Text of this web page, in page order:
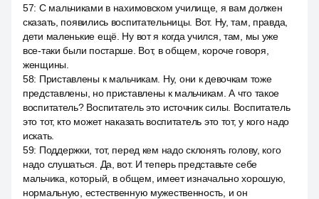
57: С мальчиками в нахимовском училище, я вам должен
сказать, появились воспитательницы. Вот. Ну, там, правда,
дети маленькие ещё. Ну вот я когда учился, там, мы уже
все-таки были постарше. Вот, в общем, короче говоря,
женщины.
58: Приставлены к мальчикам. Ну, они к девочкам тоже
представлены, но приставлены к мальчикам. А что такое
воспитатель? Воспитатель это источник силы. Воспитатель
это тот, кто может наказать воспитатель это тот, у кого надо
искать.
59: Поддержки, тот, перед кем надо склонять голову, кого
надо слушаться. Да, вот. И теперь представьте себе
мальчика, который, в общем, имеет изначально хорошую,
нормальную, естественную мужественность, и он